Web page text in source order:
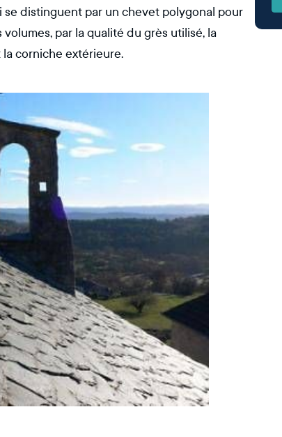
se distinguent par un chevet polygonal pour
par la qualité du grès utilisé, la
corniche extérieure.